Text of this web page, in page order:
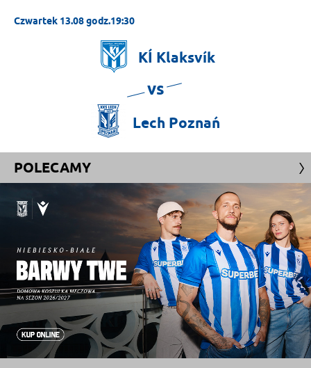
Czwartek 13.08 godz.19:30
KÍ Klaksvík
vs
Lech Poznań
POLECAMY